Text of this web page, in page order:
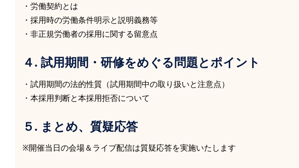
・労働契約とは
・採用時の労働条件明示と説明義務等
・非正規労働者の採用に関する留意点
４. 試用期間・研修をめぐる問題とポイント
・試用期間の法的性質（試用期間中の取り扱いと注意点）
・本採用判断と本採用拒否について
５. まとめ、質疑応答
※開催当日の会場＆ライブ配信は質疑応答を実施いたします